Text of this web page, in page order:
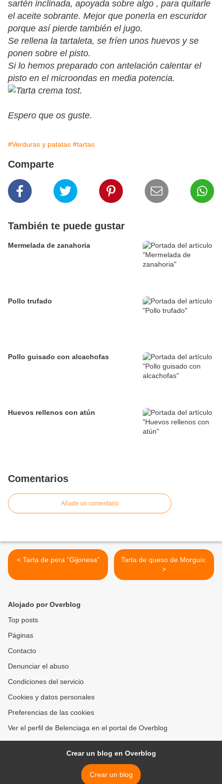
sartén inclinada, apoyada sobre algo , para quitarle
el aceite sobrante. Mejor que ponerla en escuridor
porque así pierde también el jugo.
Se rellena la tartaleta, se fríen unos huevos y se
ponen sobre el pisto.
Si lo hemos preparado con antelación calentar el
pisto en el microondas en media potencia.
Espero que os guste.
#Verduras y patatas #tartas
Comparte
También te puede gustar
Mermelada de zanahoria
Pollo trufado
Pollo guisado con alcachofas
Huevos rellenos con atún
Comentarios
Añade un comentario
< Tarta de pera “Gijonesa”
Tarta de queso de Morguix.
>
Alojado por Overblog
Top posts
Páginas
Contacto
Denunciar el abuso
Condiciones del servicio
Cookies y datos personales
Preferencias de las cookies
Ver el perfil de Belenciaga en el portal de Overblog
Crear un blog en Overblog
Crear un blog